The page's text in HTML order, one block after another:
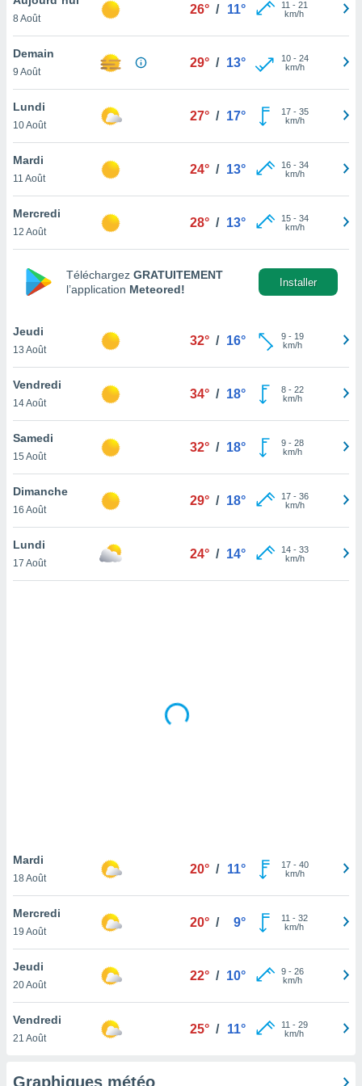
et
»,
au
vous
qu'ils
ou
le
ainsi
un
la
du
votre
à
en
le
notre
que
et que
8 Août
26° / 11° 11 - 21
km/h
Demain
9 Août
29° / 13° 10- 24
km/h
Lundi
10 Août
27° / 17° 17- 35
km/h
Mardi
11 Août
24° / 13° 16- 34
km/h
Mercredi
12 Août
28° / 13° 15- 34
km/h
Téléchargez GRATUITEMENT
l’application Meteored!
Installer
Jeudi
13 Août
32° / 16° 9- 19
km/h
Vendredi
14 Août
34° / 18° 8- 22
km/h
Samedi
15 Août
32° / 18° 9- 28
km/h
Dimanche
16 Août
29° / 18° 17- 36
km/h
Lundi
17 Août
24° / 14° 14- 33
km/h
Mardi
18 Août
20° / 11° 17- 40
km/h
Mercredi
19 Août
20° / 9° 11 - 32
km/h
Jeudi
20 Août
22° / 10° 9- 26
km/h
Vendredi
21 Août
25° / 11° 11 - 29
km/h
Graphiques météo